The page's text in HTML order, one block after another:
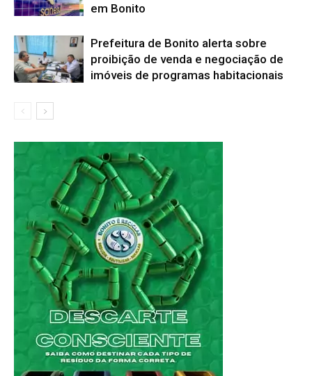
em Bonito
Prefeitura de Bonito alerta sobre
proibição de venda e negociação de
imóveis de programas habitacionais